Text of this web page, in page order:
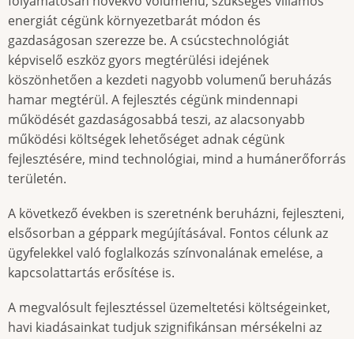
energiát cégünk környezetbarát módon és
gazdaságosan szerezze be. A csúcstechnológiát
képviselő eszköz gyors megtérülési idejének
köszönhetően a kezdeti nagyobb volumenű beruházás
hamar megtérül. A fejlesztés cégünk mindennapi
működését gazdaságosabbá teszi, az alacsonyabb
működési költségek lehetőséget adnak cégünk
fejlesztésére, mind technológiai, mind a humánerőforrás
területén.
A következő években is szeretnénk beruházni, fejleszteni,
elsősorban a géppark megújításával. Fontos célunk az
ügyfelekkel való foglalkozás színvonalának emelése, a
kapcsolattartás erősítése is.
A megvalósult fejlesztéssel üzemeltetési költségeinket,
havi kiadásainkat tudjuk szignifikánsan mérsékelni az